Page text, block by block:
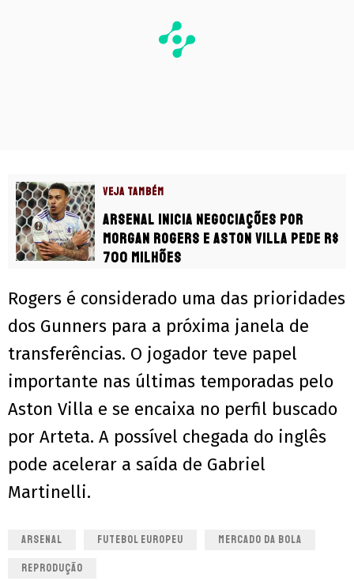
VEJA TAMBÉM
Arsenal inicia negociações por
Morgan Rogers e Aston Villa pede R$
700 milhões
Rogers é considerado uma das prioridades
dos Gunners para a próxima janela de
transferências. O jogador teve papel
importante nas últimas temporadas pelo
Aston Villa e se encaixa no perfil buscado
por Arteta. A possível chegada do inglês
pode acelerar a saída de Gabriel
Martinelli.
ARSENAL FUTEBOL EUROPEU MERCADO DA BOLA
REPRODUÇÃO